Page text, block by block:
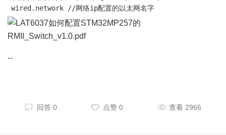
wired.network //网络ip配置的以太网名字
--
回答 0 点赞 0 查看 2966